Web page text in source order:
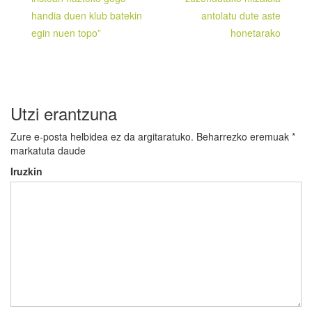
handia duen klub batekin
egin nuen topo”
antolatu dute aste
honetarako
Utzi erantzuna
Zure e-posta helbidea ez da argitaratuko. Beharrezko eremuak *
markatuta daude
Iruzkin